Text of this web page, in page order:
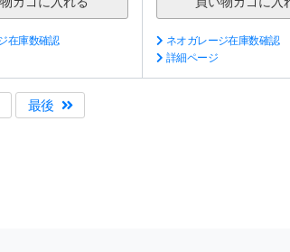
在庫数確認
ネオガレージ在庫数確認
詳細ページ
最後